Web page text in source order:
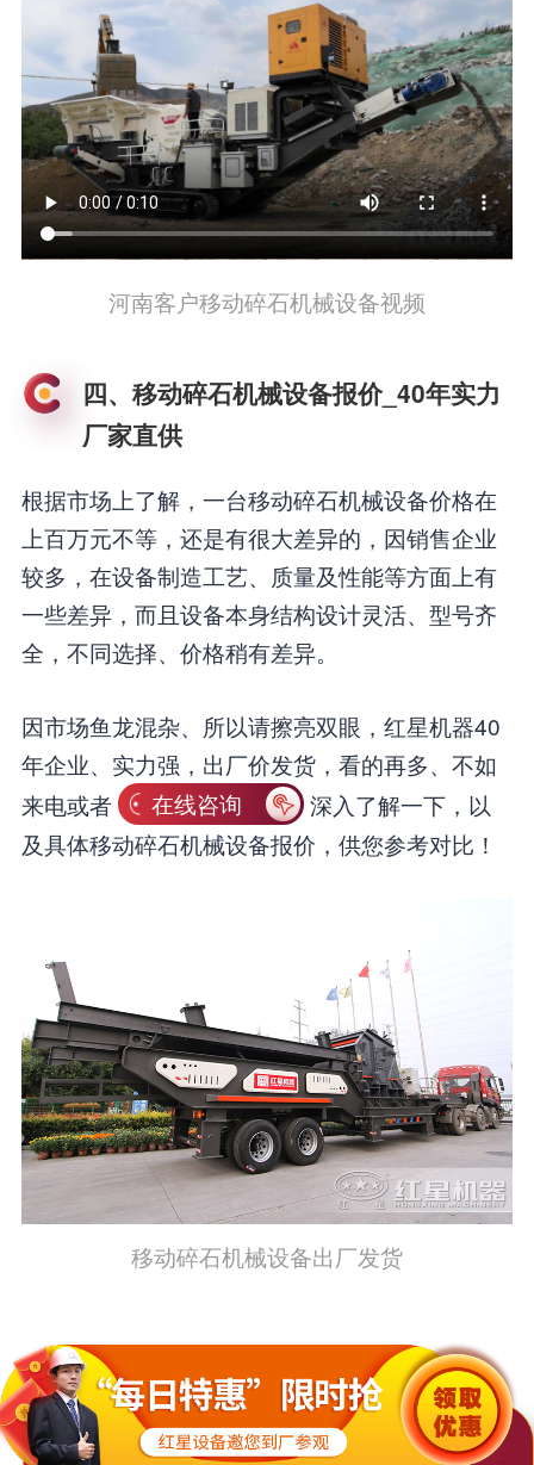
河南客户移动碎石机械设备视频
四、移动碎石机械设备报价_40年实力
厂家直供
根据市场上了解，一台移动碎石机械设备价格在
上百万元不等，还是有很大差异的，因销售企业
较多，在设备制造工艺、质量及性能等方面上有
一些差异，而且设备本身结构设计灵活、型号齐
全，不同选择、价格稍有差异。
因市场鱼龙混杂、所以请擦亮双眼，红星机器40
年企业、实力强，出厂价发货，看的再多、不如
来电或者
在线咨询
深入了解一下，以
及具体移动碎石机械设备报价，供您参考对比！
移动碎石机械设备出厂发货